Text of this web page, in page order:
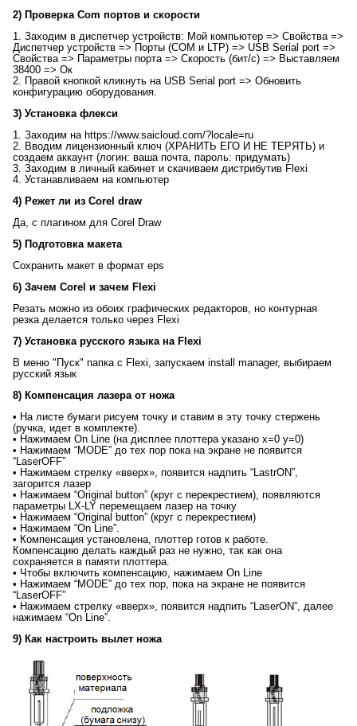
2) Проверка Com портов и скорости
1. Заходим в диспетчер устройств: Мой компьютер => Свойства =>
Диспетчер устройств => Порты (СOM и LTP) => USB Serial port =>
Свойства => Параметры порта => Скорость (бит/c) => Выставляем
38400 => Ок
2. Правой кнопкой кликнуть на USB Serial port => Обновить
конфигурацию оборудования.
3) Установка флекси
1. Заходим на https://www.saicloud.com/?locale=ru
2. Вводим лицензионный ключ (ХРАНИТЬ ЕГО И НЕ ТЕРЯТЬ) и
создаем аккаунт (логин: ваша почта, пароль: придумать)
3. Заходим в личный кабинет и скачиваем дистрибутив Flexi
4. Устанавливаем на компьютер
4) Режет ли из Corel draw
Да, с плагином для Corel Draw
5) Подготовка макета
Сохранить макет в формат eps
6) Зачем Corel и зачем Flexi
Резать можно из обоих графических редакторов, но контурная
резка делается только через Flexi
7) Установка русского языка на Flexi
В меню "Пуск" папка с Flexi, запускаем install manager, выбираем
русский язык
8) Компенсация лазера от ножа
• На листе бумаги рисуем точку и ставим в эту точку стержень
(ручка, идет в комплекте).
• Нажимаем On Line (на дисплее плоттера указано х=0 у=0)
• Нажимаем “MODE” до тех пор пока на экране не появится
“LaserOFF”
• Нажимаем стрелку «вверх», появится надпить “LastrON”,
загорится лазер
• Нажимаем “Original button” (круг с перекрестием), появляются
параметры LX-LY перемещаем лазер на точку
• Нажимаем “Original button” (круг с перекрестием)
• Нажимаем “On Line”.
• Компенсация установлена, плоттер готов к работе.
Компенсацию делать каждый раз не нужно, так как она
сохраняется в памяти плоттера.
• Чтобы включить компенсацию, нажимаем On Line
• Нажимаем “MODE” до тех пор, пока на экране не появится
“LaserOFF”
• Нажимаем стрелку «вверх», появится надпить “LaserON”, далее
нажимаем “On Line”.
9) Как настроить вылет ножа